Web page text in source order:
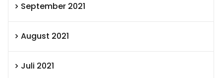
September 2021
August 2021
Juli 2021